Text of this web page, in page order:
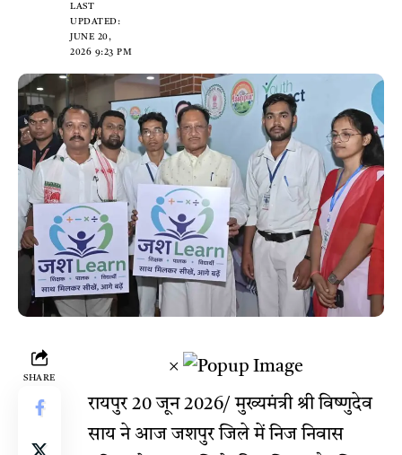
LAST
UPDATED:
JUNE 20,
2026 9:23 PM
SHARE
×
रायपुर 20 जून 2026/ मुख्यमंत्री श्री विष्णुदेव
साय ने आज जशपुर जिले में निज निवास